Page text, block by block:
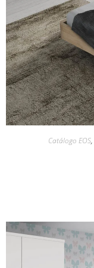
Catálogo EOS,